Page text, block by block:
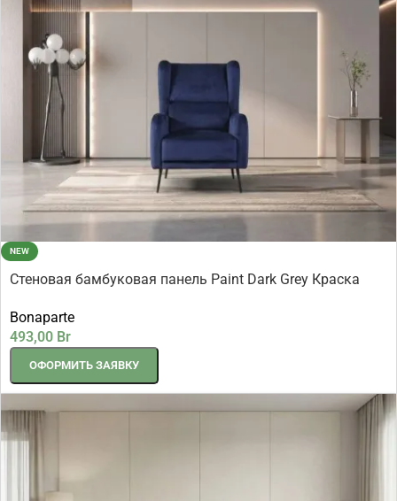
NEW
Стеновая бамбуковая панель Paint Dark Grey Краска
Bonaparte
493,00 Br
ОФОРМИТЬ ЗАЯВКУ